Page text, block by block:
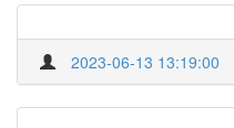
2023-06-13 13:19:00